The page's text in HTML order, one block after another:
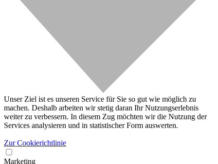
Unser Ziel ist es unseren Service für Sie so gut wie möglich zu
machen. Deshalb arbeiten wir stetig daran Ihr Nutzungserlebnis
weiter zu verbessern. In diesem Zug möchten wir die Nutzung der
Services analysieren und in statistischer Form auswerten.
Zur Cookierichtlinie
Marketing